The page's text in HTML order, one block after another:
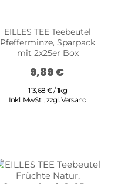
EILLES TEE Teebeutel
Pfefferminze, Sparpack
mit 2x25er Box
9,89 €
113,68 € / 1kg
Inkl. MwSt. ,zzgl.Versand